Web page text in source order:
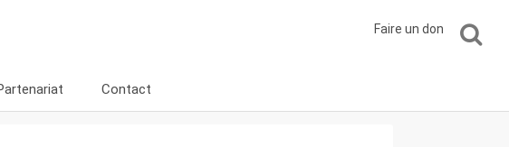
Faire un don
Contact